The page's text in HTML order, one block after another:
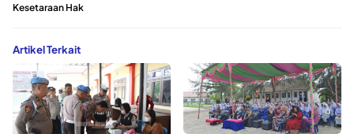
Kesetaraan Hak
Artikel Terkait